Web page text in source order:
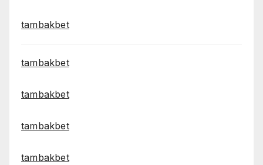
tambakbet
tambakbet
tambakbet
tambakbet
tambakbet